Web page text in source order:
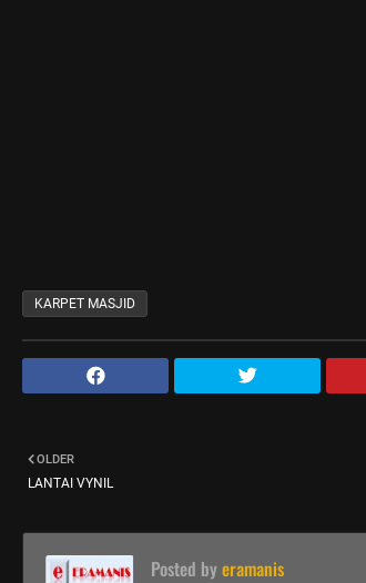
KARPET MASJID
OLDER
LANTAI VYNIL
Posted byeramanis